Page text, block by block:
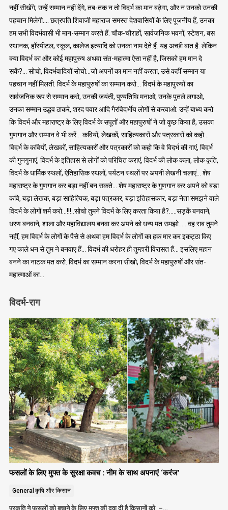
नहीं सीखेंगे, उन्हें सम्मान नहीं देंगे, तब-तक न तो विदर्भ का मान बढ़ेगा, और न उनको उनकी
पहचान मिलेगी…. छत्रपति शिवाजी महाराज समस्त देशवासियों के लिए पूजनीय हैं, उनका
हम सभी विदर्भवासी भी मान-सम्मान करते हैं. चौक-चौराहों, सार्वजनिक भवनों, स्टेशन, बस
स्थानक, हॉस्पीटल, स्कूल, कालेज इत्यादि को उनका नाम देते हैं. यह अच्छी बात है. लेकिन
क्या विदर्भ का और कोई महापुरुष अथवा संत-महात्मा ऐसा नहीं है, जिसको हम मान दे
सकें?… सोचो, विदर्भवादियों सोचो…जो अपनों का मान नहीं करता, उसे कहीं सम्मान या
पहचान नहीं मिलती. विदर्भ के महापुरुषों का सम्मान करो… विदर्भ के महापुरुषों का
सार्वजनिक रूप से सम्मान करो, उनकी जयंती, पुण्यतिथि मनाओ, उनके पुतले लगाओ,
उनका सम्मान उद्धव ठाकरे, शरद पवार आदि गैरविदर्भीय लोगों से करवाओ. उन्हें बाध्य करो
कि विदर्भ और महाराष्ट्र के लिए विदर्भ के सपूतों और महापुरुषों ने जो कुछ किया है, उसका
गुणगान और सम्मान वे भी करें… कवियों, लेखकों, साहित्यकारों और पत्रकारों को कहो…
विदर्भ के कवियों, लेखकों, साहित्यकारों और पत्रकारों को कहो कि वे विदर्भ की गाएं, विदर्भ
की गुनगुनाएं, विदर्भ के इतिहास से लोगों को परिचित कराएं, विदर्भ की लोक कला, लोक कृति,
विदर्भ के धार्मिक स्थलों, ऐतिहासिक स्थलों, पर्यटन स्थलों पर अपनी लेखनी चलाएं… शेष
महाराष्ट्र के गुणगान कर बड़ा नहीं बन सकते… शेष महाराष्ट्र के गुणगान कर अपने को बड़ा
कवि, बड़ा लेखक, बड़ा साहित्यिक, बड़ा पत्रकार, बड़ा इतिहासकार, बड़ा नेता समझने वाले
विदर्भ के लोगों शर्म करो…!!!..सोचो तुमने विदर्भ के लिए करता किया है?…..सड़कें बनवाने,
धरण बनवाने, शाला और महाविद्यालय बनवा कर अपने को धन्य मत समझो……वह सब तुमने
नहीं, हम विदर्भ के लोगों के पैसे से अथवा हम विदर्भ के लोगों का हक मार कर इकट्ठा किए
गए काले धन से तुम ने बनवाए हैं… विदर्भ की धरोहर ही तुम्हारी विरासत हैं… इसलिए महान
बनने का नाटक मत करो. विदर्भ का सम्मान करना सीखो, विदर्भ के महापुरुषों और संत-
महात्माओं का…
विदर्भ-राग
फसलों के लिए मुफ्त के सुरक्षा कवच : नीम के साथ अपनाएं ‘करंज’
General कृषि और किसान
प्रकृति ने फसलों को बचाने के लिए मुफ्त की दवा दी है किसानों को –…